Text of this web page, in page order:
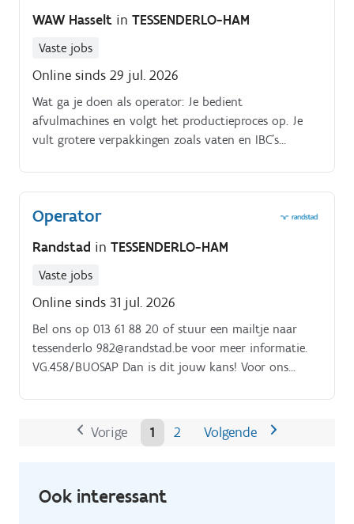
WAW Hasselt in TESSENDERLO-HAM
Vaste jobs
Online sinds 29 jul. 2026
Wat ga je doen als operator: Je bedient
afvulmachines en volgt het productieproces op. Je
vult grotere verpakkingen zoals vaten en IBC's
omgeving veilig en ordelijk.
Operator
Randstad in TESSENDERLO-HAM
Vaste jobs
Online sinds 31 jul. 2026
Bel ons op 013 61 88 20 of stuur een mailtje naar
tessenderlo 982@randstad.be voor meer informatie.
VG.458/BUOSAP Dan is dit jouw kans! Voor ons
Vorige 1 2 Volgende
Ook interessant